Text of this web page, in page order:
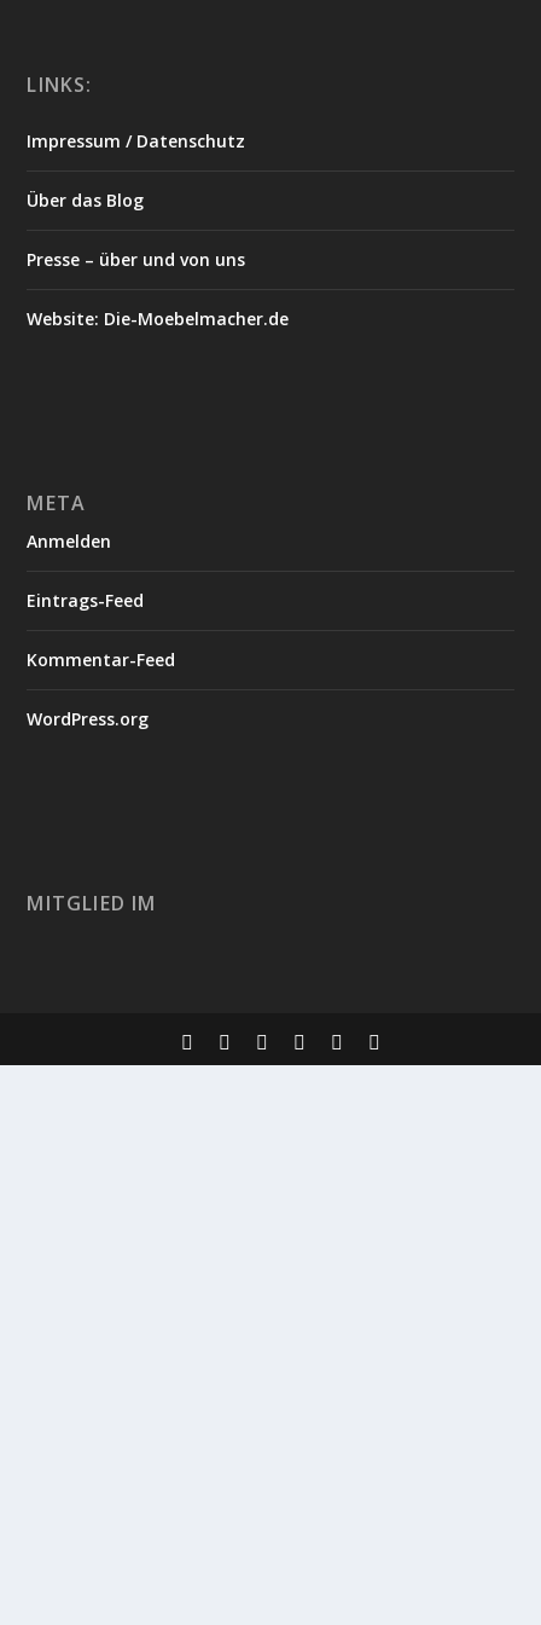
LINKS:
Impressum / Datenschutz
Über das Blog
Presse – über und von uns
Website: Die-Moebelmacher.de
META
Anmelden
Eintrags-Feed
Kommentar-Feed
WordPress.org
MITGLIED IM